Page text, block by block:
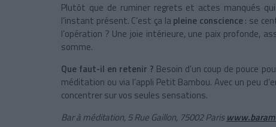
Plutôt que de ruminer regrets et actes manqués
l’instant présent. C’est ça lapleine conscience: se
l’opération ? Une joie intérieure, une paix profonde,
somme.
Que faut-il en retenir ? Besoin d’un coup de pouce
méditation ou via l’appli Petit Bambou. Avec un peu
concentrer sur vos seules sensations.
Bar à méditation, 5 Rue Gaillon, 75002 Paris